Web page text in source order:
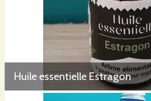
Huile essentielle Estragon